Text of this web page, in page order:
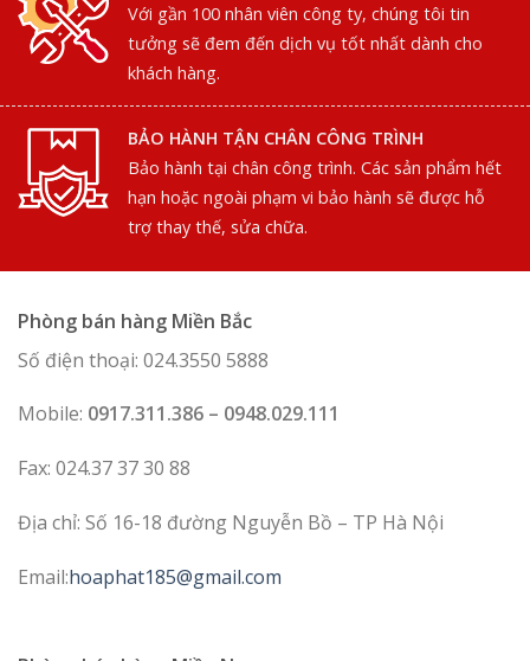
Với gần 100 nhân viên công ty, chúng tôi tin
tưởng sẽ đem đến dịch vụ tốt nhất dành cho
khách hàng.
BẢO HÀNH TẬN CHÂN CÔNG TRÌNH
Bảo hành tại chân công trình. Các sản phẩm hết
hạn hoặc ngoài phạm vi bảo hành sẽ được hỗ
trợ thay thế, sửa chữa.
Phòng bán hàng Miền Bắc
Số điện thoại: 024.3550 5888
Mobile: 0917.311.386 – 0948.029.111
Fax: 024.37 37 30 88
Địa chỉ: Số 16-18 đường Nguyễn Bồ – TP Hà Nội
Email:hoaphat185@gmail.com